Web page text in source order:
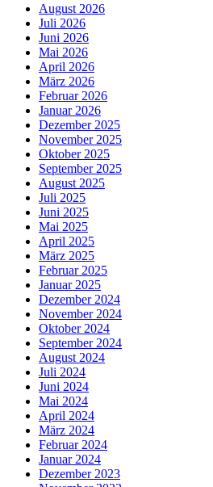
August 2026
Juli 2026
Juni 2026
Mai 2026
April 2026
März 2026
Februar 2026
Januar 2026
Dezember 2025
November 2025
Oktober 2025
September 2025
August 2025
Juli 2025
Juni 2025
Mai 2025
April 2025
März 2025
Februar 2025
Januar 2025
Dezember 2024
November 2024
Oktober 2024
September 2024
August 2024
Juli 2024
Juni 2024
Mai 2024
April 2024
März 2024
Februar 2024
Januar 2024
Dezember 2023